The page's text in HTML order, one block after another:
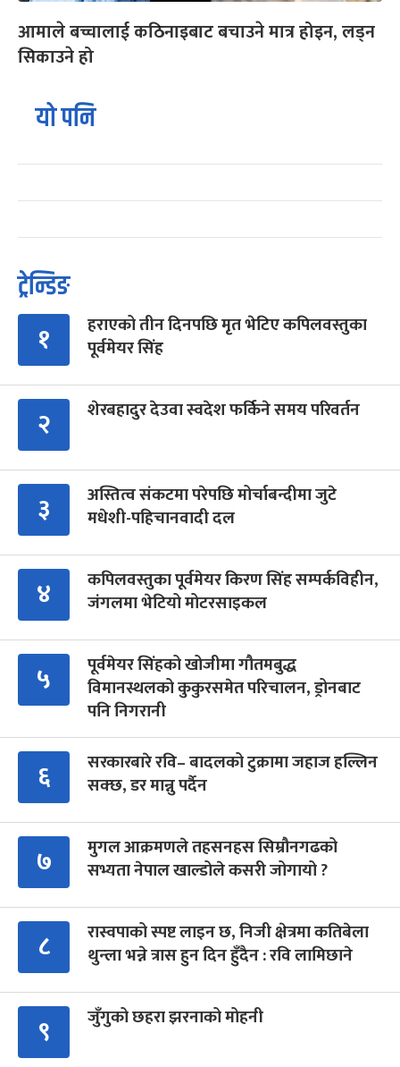
आमाले बच्चालाई कठिनाइबाट बचाउने मात्र होइन, लड्न
सिकाउने हो
यो पनि
ट्रेन्डिङ
१
हराएको तीन दिनपछि मृत भेटिए कपिलवस्तुका
पूर्वमेयर सिंह
२ शेरबहादुर देउवा स्वदेश फर्किने समय परिवर्तन
३
अस्तित्व संकटमा परेपछि मोर्चाबन्दीमा जुटे
मधेशी-पहिचानवादी दल
४
कपिलवस्तुका पूर्वमेयर किरण सिंह सम्पर्कविहीन,
जंगलमा भेटियो मोटरसाइकल
५
पूर्वमेयर सिंहको खोजीमा गौतमबुद्ध
विमानस्थलको कुकुरसमेत परिचालन, ड्रोनबाट
पनि निगरानी
६
सरकारबारे रवि– बादलको टुक्रामा जहाज हल्लिन
सक्छ, डर मान्नु पर्दैन
७
मुगल आक्रमणले तहसनहस सिम्रौनगढको
सभ्यता नेपाल खाल्डोले कसरी जोगायो ?
८
रास्वपाको स्पष्ट लाइन छ, निजी क्षेत्रमा कतिबेला
थुन्ला भन्ने त्रास हुन दिन हुँदैन : रवि लामिछाने
९ जुँगुको छहरा झरनाको मोहनी